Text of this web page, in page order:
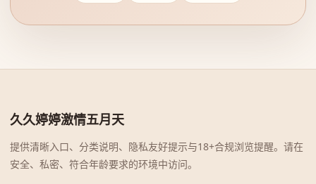
久久婷婷激情五月天
提供清晰入口、分类说明、隐私友好提示与18+合规浏览提醒。请在
安全、私密、符合年龄要求的环境中访问。